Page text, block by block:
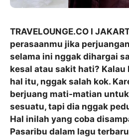
TRAVELOUNGE.CO I
perasaanmu jika
selama ini nggak dihargai
kesal atau sakit hati? Kalau
hal itu, nggak salah kok.
berjuang mati-matian
sesuatu, tapi dia nggak
Hal inilah yang coba
Pasaribu dalam lagu